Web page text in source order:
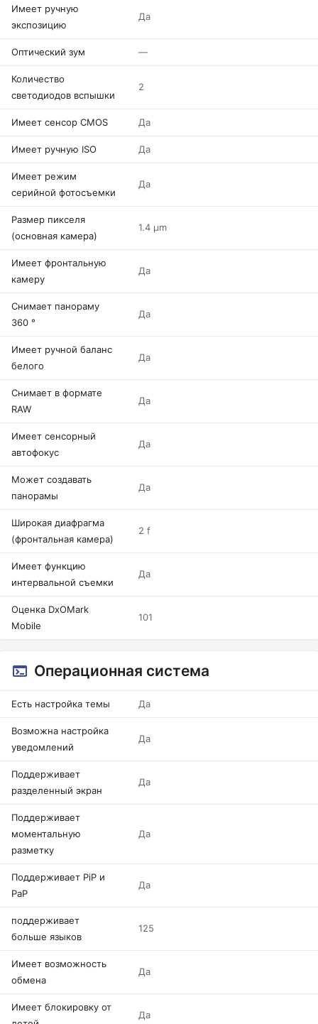
Имеет ручную
экспозицию
Да
Оптический зум —
Количество
светодиодов вспышки
2
Имеет сенсор CMOS Да
Имеет ручную ISO Да
Имеет режим
серийной фотосъемки
Да
Размер пикселя
(основная камера)
1.4 µm
Имеет фронтальную
камеру
Да
Снимает панораму
360 °
Да
Имеет ручной баланс
белого
Да
Снимает в формате
RAW
Да
Имеет сенсорный
автофокус
Да
Может создавать
панорамы
Да
Широкая диафрагма
(фронтальная камера)
2 f
Имеет функцию
интервальной съемки
Да
Оценка DxOMark
Mobile
101
Операционная система
Есть настройка темы Да
Возможна настройка
уведомлений
Да
Поддерживает
разделенный экран
Да
Поддерживает
моментальную
разметку
Да
Поддерживает PiP и
PaP
Да
поддерживает
больше языков
125
Имеет возможность
обмена
Да
Имеет блокировку от
Да